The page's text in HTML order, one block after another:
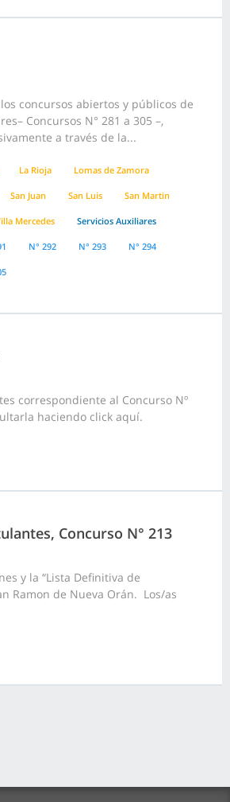
concursos abiertos y públicos de
Concursos N° 281 a 305 –,
a través de la...
La Rioja Lomas de Zamora
San Juan San Luis San Martin
Mercedes Servicios Auxiliares
N° 292 N° 293 N° 294
correspondiente al Concurso Nº
haciendo click aquí.
Concurso N° 213
y la “Lista Definitiva de
Ramon de Nueva Orán. Los/as